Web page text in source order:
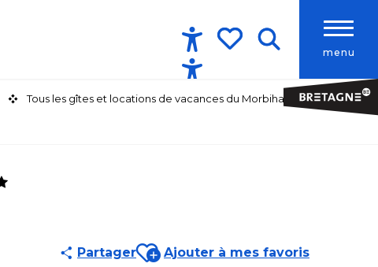
menu
Accessibilité
Tous les gîtes et locations de vacances du Morbihan
PartagerAjouter aux favoris
Ajouter à mes favoris